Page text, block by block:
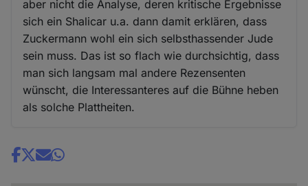
aber nicht die Analyse, deren kritische Ergebnisse
sich ein Shalicar u.a. dann damit erklären, dass
Zuckermann wohl ein sich selbsthassender Jude
sein muss. Das ist so flach wie durchsichtig, dass
man sich langsam mal andere Rezensenten
wünscht, die Interessanteres auf die Bühne heben
als solche Plattheiten.
Share